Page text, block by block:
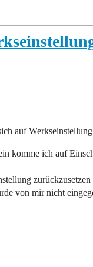
auf
komme ich auf
von mir nicht